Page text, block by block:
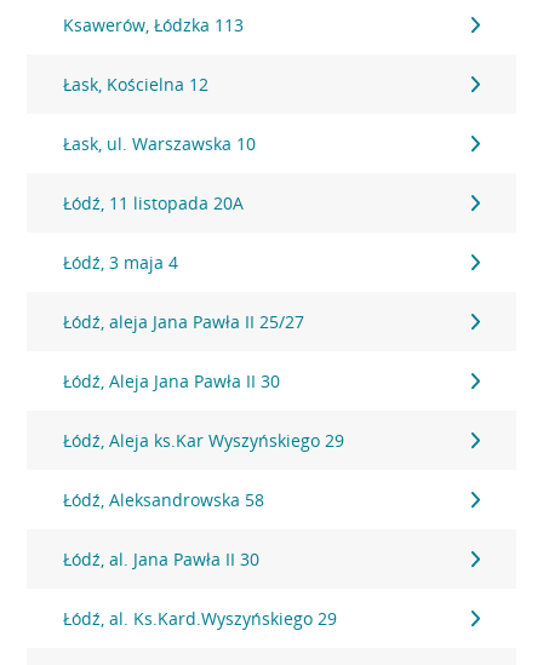
Ksawerów, Łódzka 113
Łask, Kościelna 12
Łask, ul. Warszawska 10
Łódź, 11 listopada 20A
Łódź, 3 maja 4
Łódź, aleja Jana Pawła II 25/27
Łódź, Aleja Jana Pawła II 30
Łódź, Aleja ks.Kar Wyszyńskiego 29
Łódź, Aleksandrowska 58
Łódź, al. Jana Pawła II 30
Łódź, al. Ks.Kard.Wyszyńskiego 29